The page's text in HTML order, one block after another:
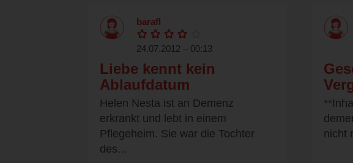
barafl
24.07.2012 – 00:13
Liebe kennt kein
Ablaufdatum
Helen Nesta ist an Demenz
erkrankt und lebt in einem
Pflegeheim. Sie war die Tochter
des...
nicht